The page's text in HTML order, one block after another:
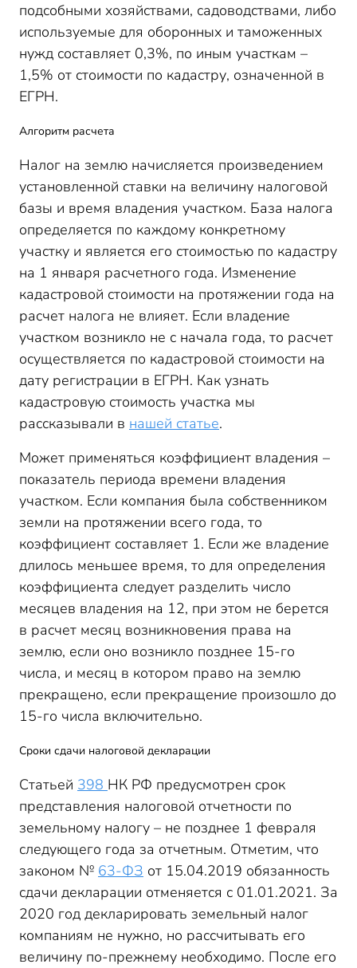
подсобными хозяйствами, садоводствами, либо
используемые для оборонных и таможенных
нужд составляет 0,3%, по иным участкам –
1,5% от стоимости по кадастру, означенной в
ЕГРН.
Алгоритм расчета
Налог на землю начисляется произведением
установленной ставки на величину налоговой
базы и время владения участком. База налога
определяется по каждому конкретному
участку и является его стоимостью по кадастру
на 1 января расчетного года. Изменение
кадастровой стоимости на протяжении года на
расчет налога не влияет. Если владение
участком возникло не с начала года, то расчет
осуществляется по кадастровой стоимости на
дату регистрации в ЕГРН. Как узнать
кадастровую стоимость участка мы
рассказывали в нашей статье.
Может применяться коэффициент владения –
показатель периода времени владения
участком. Если компания была собственником
земли на протяжении всего года, то
коэффициент составляет 1. Если же владение
длилось меньшее время, то для определения
коэффициента следует разделить число
месяцев владения на 12, при этом не берется
в расчет месяц возникновения права на
землю, если оно возникло позднее 15-го
числа, и месяц в котором право на землю
прекращено, если прекращение произошло до
15-го числа включительно.
Сроки сдачи налоговой декларации
Статьей 398 НК РФ предусмотрен срок
представления налоговой отчетности по
земельному налогу – не позднее 1 февраля
следующего года за отчетным. Отметим, что
законом № 63-ФЗ от 15.04.2019 обязанность
сдачи декларации отменяется с 01.01.2021. За
2020 год декларировать земельный налог
компаниям не нужно, но рассчитывать его
величину по-прежнему необходимо. После его